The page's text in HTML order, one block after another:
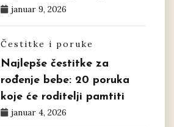
januar 9, 2026
Čestitke i poruke
Najlepše čestitke za
rođenje bebe: 20 poruka
koje će roditelji pamtiti
januar 4, 2026